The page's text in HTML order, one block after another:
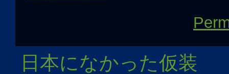
日本になかった仮装